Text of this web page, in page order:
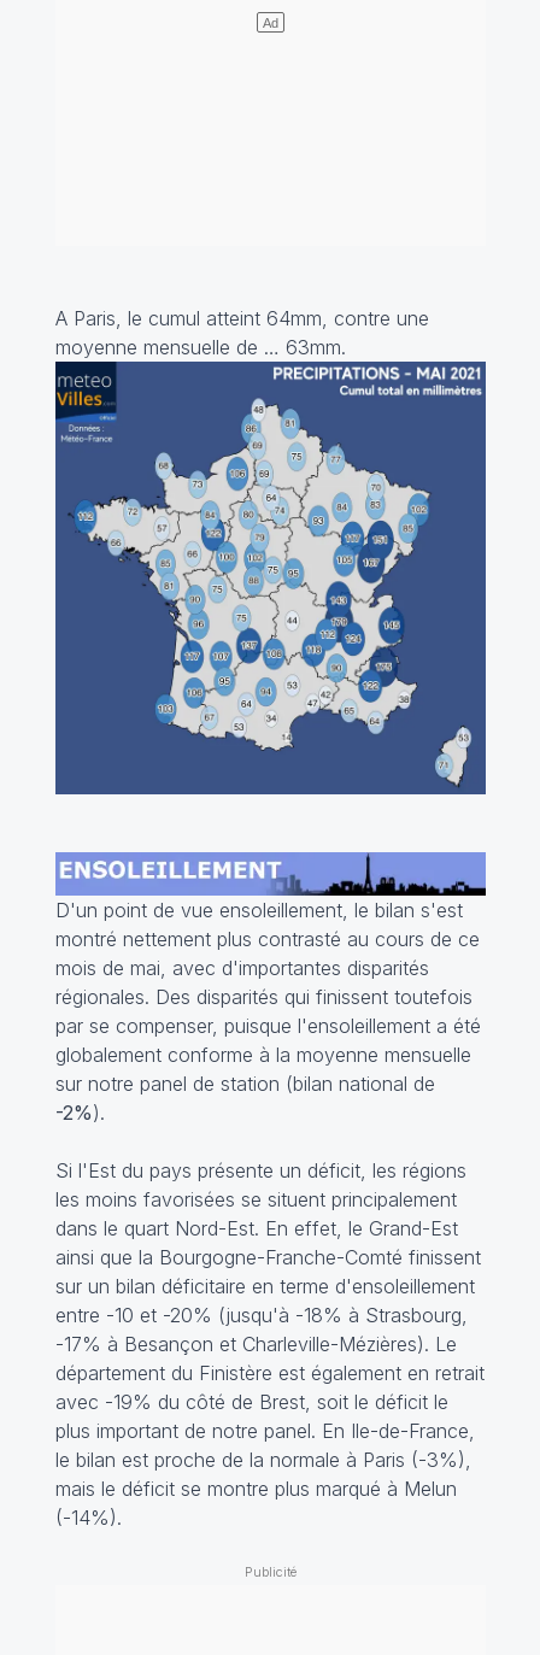
A Paris, le cumul atteint 64mm, contre une
moyenne mensuelle de … 63mm.
D'un point de vue ensoleillement, le bilan s'est
montré nettement plus contrasté au cours de ce
mois de mai, avec d'importantes disparités
régionales. Des disparités qui finissent toutefois
par se compenser, puisque l'ensoleillement a été
globalement conforme à la moyenne mensuelle
sur notre panel de station (bilan national de
-2%).
Si l'Est du pays présente un déficit, les régions
les moins favorisées se situent principalement
dans le quart Nord-Est. En effet, le Grand-Est
ainsi que la Bourgogne-Franche-Comté finissent
sur un bilan déficitaire en terme d'ensoleillement
entre -10 et -20% (jusqu'à -18% à Strasbourg,
-17% à Besançon et Charleville-Mézières). Le
département du Finistère est également en retrait
avec -19% du côté de Brest, soit le déficit le
plus important de notre panel. En Ile-de-France,
le bilan est proche de la normale à Paris (-3%),
mais le déficit se montre plus marqué à Melun
(-14%).